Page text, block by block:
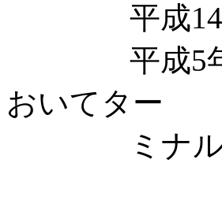
平成14年?
平成5年?仏
おいてター
ミナル